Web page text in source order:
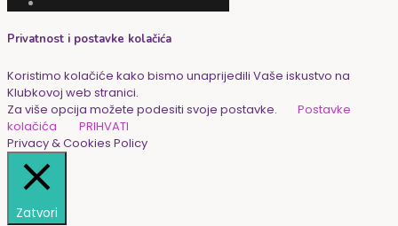
Privatnost i postavke kolačića
Koristimo kolačiće kako bismo unaprijedili Vaše iskustvo na
Klubkovoj web stranici.
Za više opcija možete podesiti svoje postavke.
Postavke
kolačića
PRIHVATI
Privacy & Cookies Policy
Zatvori